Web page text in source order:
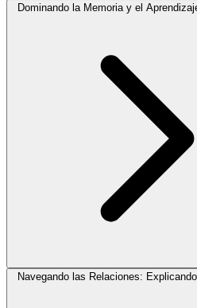
Dominando la Memoria y el
Navegando las Relaciones: